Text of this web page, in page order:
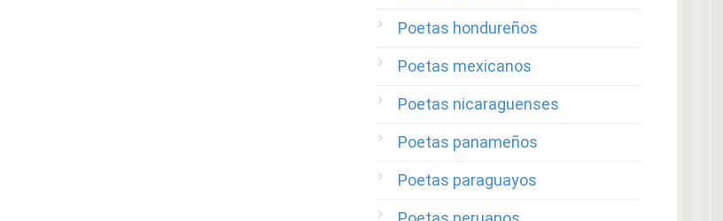
Poetas hondureños
Poetas mexicanos
Poetas nicaraguenses
Poetas panameños
Poetas paraguayos